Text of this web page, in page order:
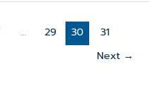
… 29 30
31
Next →